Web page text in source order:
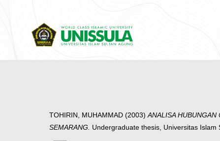
TOHIRIN, MUHAMMAD (2003)ANALISA HUBUNGAN
SEMARANG. Undergraduate thesis, Universitas Islam